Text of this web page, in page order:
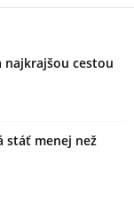
najkrajšou cestou
stáť menej než